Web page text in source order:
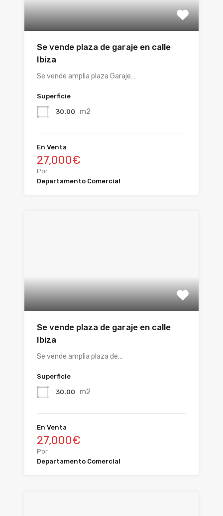
Se vende plaza de garaje en calle
Ibiza
Se vende amplia plaza Garaje…
Superficie
30.00 m2
En Venta
27,000€
Por
Departamento Comercial
Se vende plaza de garaje en calle
Ibiza
Se vende amplia plaza de…
Superficie
30.00 m2
En Venta
27,000€
Por
Departamento Comercial